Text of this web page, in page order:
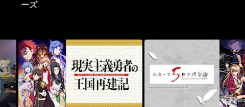
ーズ